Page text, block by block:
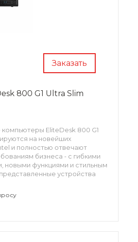
Заказать
800 G1 Ultra Slim
EliteDesk 800 G1
на новейших
и полностью отвечают
бизнеса - с гибкими
новыми функциями и стильным
устройства
надежности с помощью HP